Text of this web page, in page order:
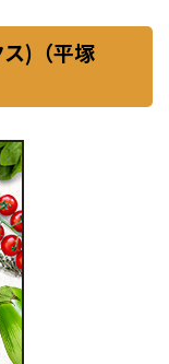
)（平塚